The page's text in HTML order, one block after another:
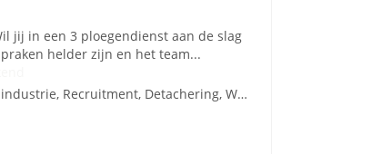
jij in een 3 ploegendienst aan de slag
helder zijn en het team...
Procesindustrie, Recruitment, Detachering, Werving en Selectie